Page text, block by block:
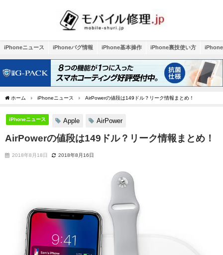
iPhoneニュース iPhoneバグ情報 iPhone基本操作 iPhone裏技使い方
ホーム iPhoneニュース AirPowerの値段は149ドル？リーク情報まとめ！
iPhoneニュース Apple AirPower
AirPowerの値段は149ドル？リーク情報まとめ！
2018年8月18日 2018年8月16日